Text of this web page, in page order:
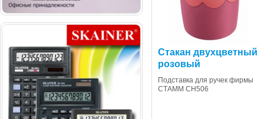
Стакан двухцветный
розовый
Подставка для ручек фирмы
СТАММ СН506